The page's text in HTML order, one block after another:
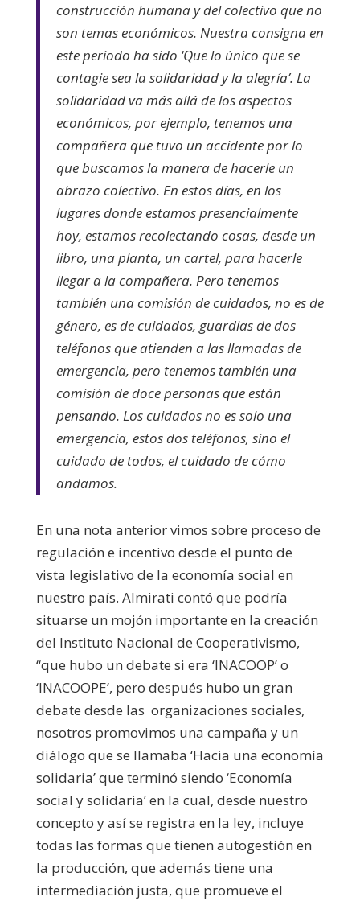
construcción humana y del colectivo que no
son temas económicos. Nuestra consigna en
este período ha sido ‘Que lo único que se
contagie sea la solidaridad y la alegría’. La
solidaridad va más allá de los aspectos
económicos, por ejemplo, tenemos una
compañera que tuvo un accidente por lo
que buscamos la manera de hacerle un
abrazo colectivo. En estos días, en los
lugares donde estamos presencialmente
hoy, estamos recolectando cosas, desde un
libro, una planta, un cartel, para hacerle
llegar a la compañera. Pero tenemos
también una comisión de cuidados, no es de
género, es de cuidados, guardias de dos
teléfonos que atienden a las llamadas de
emergencia, pero tenemos también una
comisión de doce personas que están
pensando. Los cuidados no es solo una
emergencia, estos dos teléfonos, sino el
cuidado de todos, el cuidado de cómo
andamos.
En una nota anterior vimos sobre proceso de
regulación e incentivo desde el punto de
vista legislativo de la economía social en
nuestro país. Almirati contó que podría
situarse un mojón importante en la creación
del Instituto Nacional de Cooperativismo,
“que hubo un debate si era ‘INACOOP’ o
‘INACOOPE’, pero después hubo un gran
debate desde las organizaciones sociales,
nosotros promovimos una campaña y un
diálogo que se llamaba ‘Hacia una economía
solidaria’ que terminó siendo ‘Economía
social y solidaria’ en la cual, desde nuestro
concepto y así se registra en la ley, incluye
todas las formas que tienen autogestión en
la producción, que además tiene una
intermediación justa, que promueve el